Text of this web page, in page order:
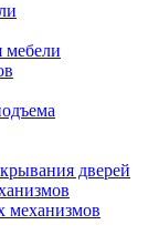
дверей
механизмов